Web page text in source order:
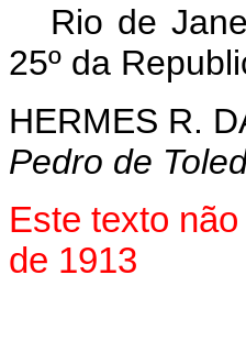
Rio de
25º da
HERMES R.
Pedro de
Este texto
de 1913